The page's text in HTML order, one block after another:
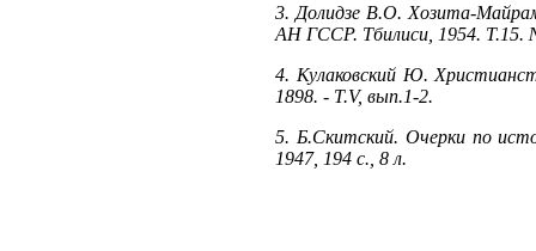
3. Долидзе В.О. Хозита-
АН ГССР. Тбилиси, 1954. Т.15.
4. Кулаковский Ю.
1898. - Т.V, вып.1-2.
5. Б.Скитский. Очерки по
1947, 194 с., 8 л.